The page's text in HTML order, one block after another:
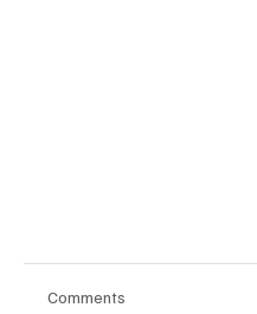
Comments